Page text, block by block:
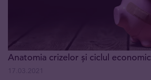
Anatomia crizelor și ciclul economic